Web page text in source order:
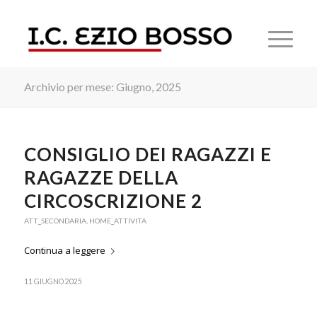
Archivio per mese: Giugno, 2025
CONSIGLIO DEI RAGAZZI E
RAGAZZE DELLA
CIRCOSCRIZIONE 2
ATT_SECONDARIA, HOME_ATTIVITA
Continua a leggere
11 GIUGNO 2025